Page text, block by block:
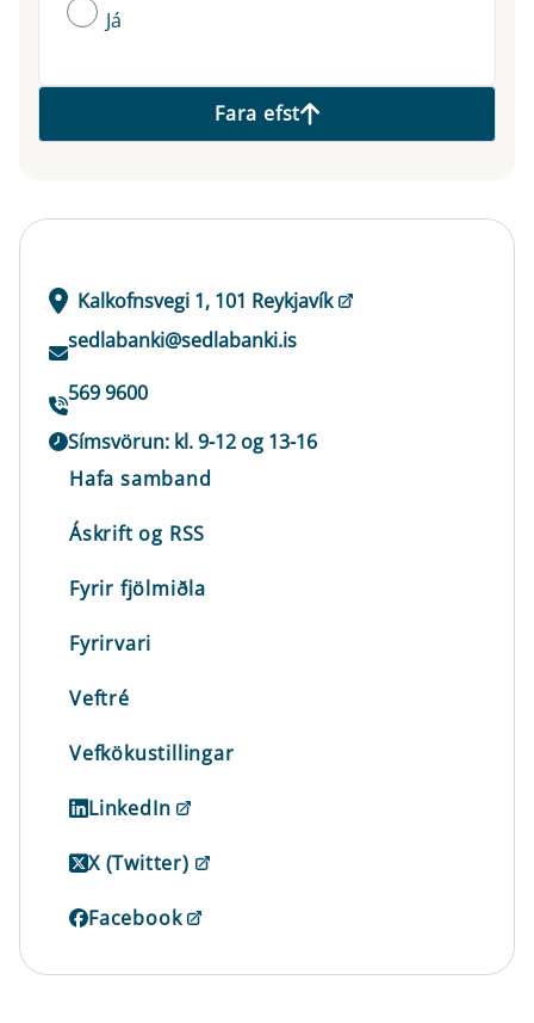
Já
Fara efst
Kalkofnsvegi 1, 101 Reykjavík
sedlabanki@sedlabanki.is
569 9600
Símsvörun: kl. 9-12 og 13-16
Hafa samband
Áskrift og RSS
Fyrir fjölmiðla
Fyrirvari
Veftré
Vefkökustillingar
LinkedIn
X (Twitter)
Facebook